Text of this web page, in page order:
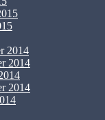
2014
2014
2014